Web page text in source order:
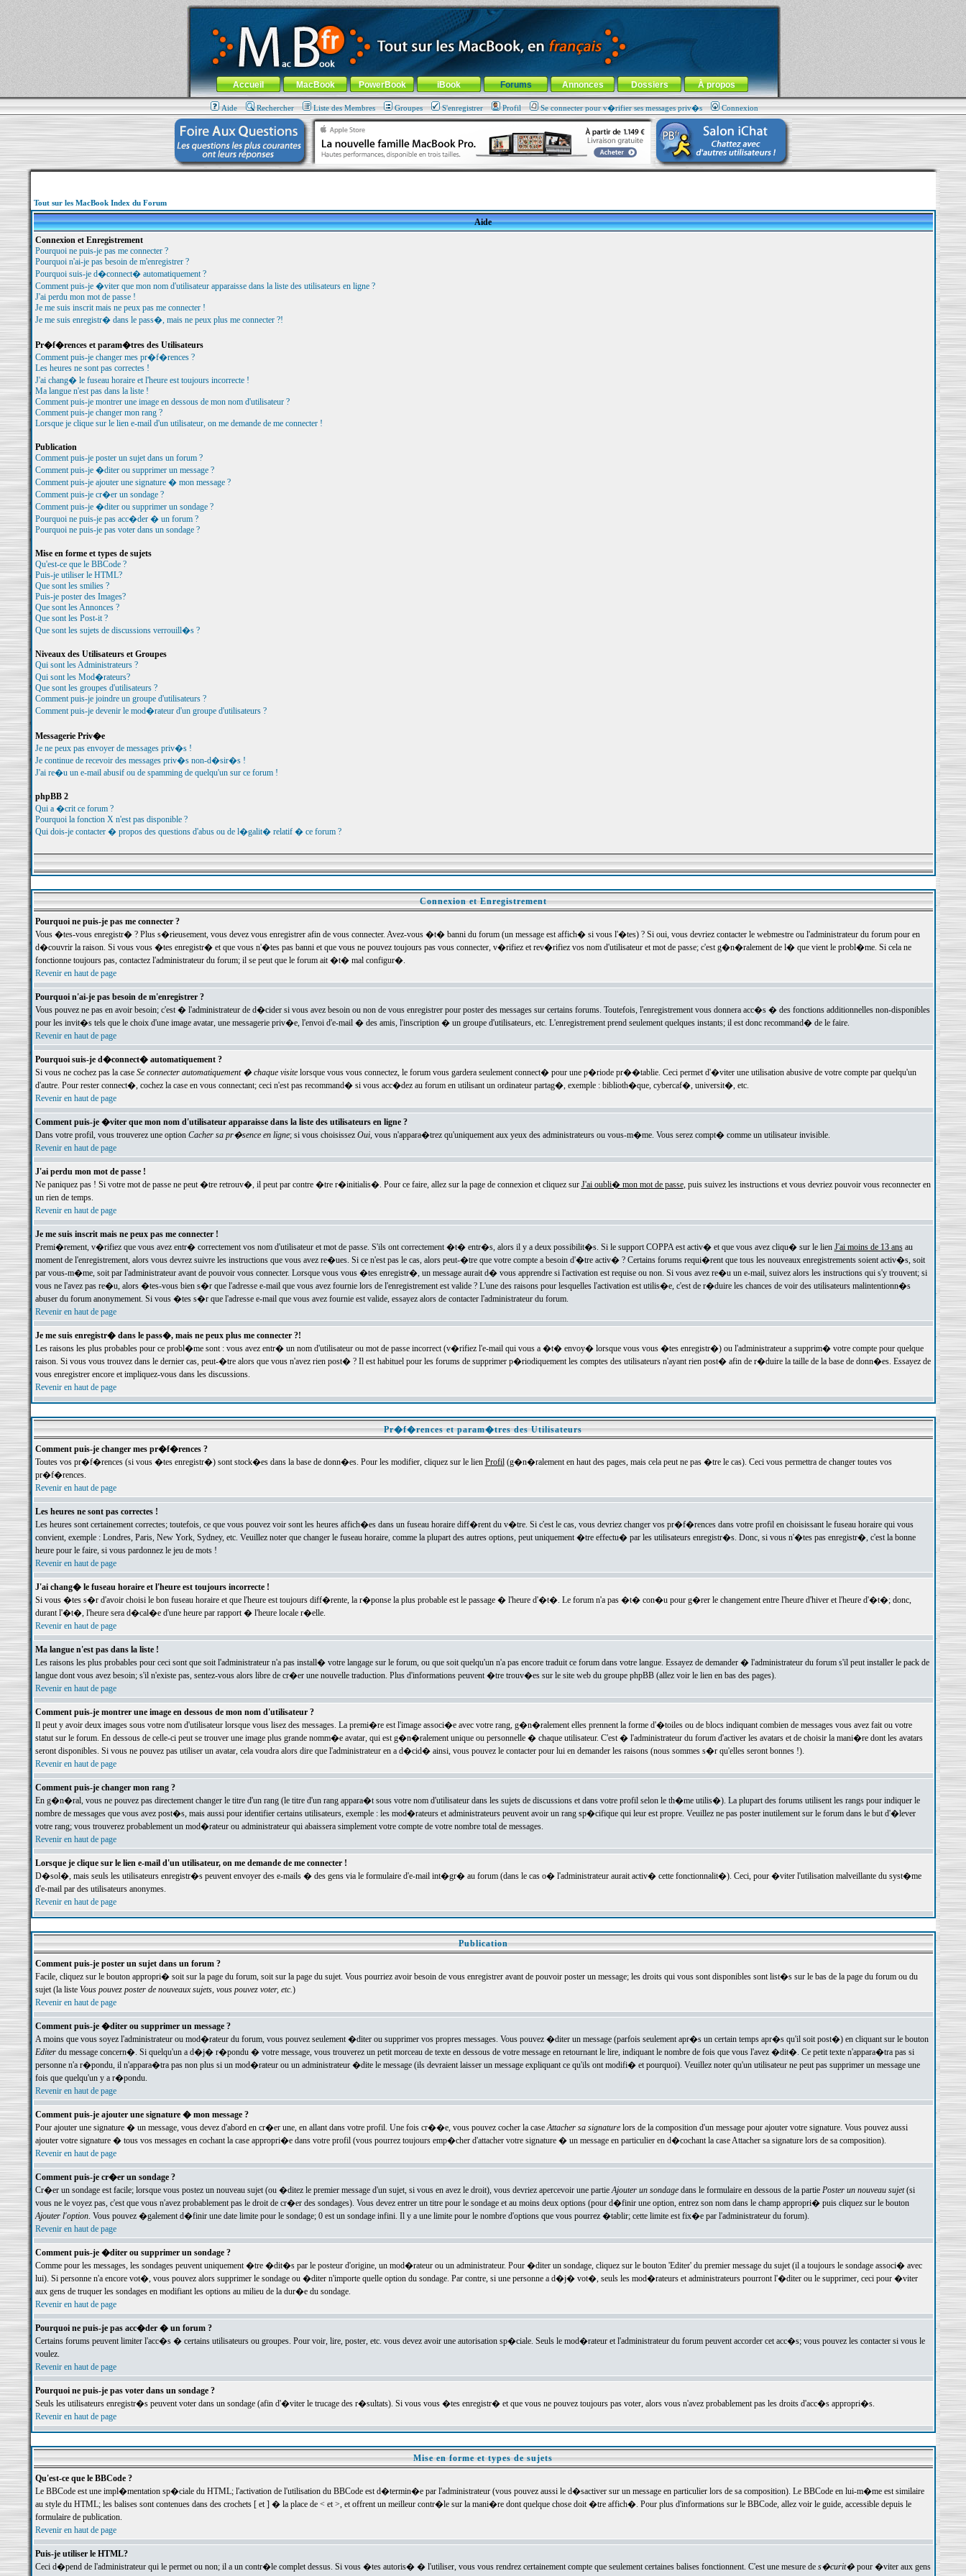
MacBook-fr.com : 100% Apple... 100% nomade !
Aller au contenu-Aller au menu général-Aller au menu de la rubrique
Menu général
Accueil MacBook PowerBook iBook Forums Annonces Dossiers À propos
Aide Rechercher Liste des Membres Groupes S'enregistrer Profil Se connecter pour v�rifier ses messages priv�s Connexion
Tout sur les MacBook Index du Forum
Aide
Connexion et Enregistrement
Pourquoi ne puis-je pas me connecter ?
Pourquoi n'ai-je pas besoin de m'enregistrer ?
Pourquoi suis-je d�connect� automatiquement ?
Comment puis-je �viter que mon nom d'utilisateur apparaisse dans la liste des utilisateurs en ligne ?
J'ai perdu mon mot de passe !
Je me suis inscrit mais ne peux pas me connecter !
Je me suis enregistr� dans le pass�, mais ne peux plus me connecter ?!
Pr�f�rences et param�tres des Utilisateurs
Comment puis-je changer mes pr�f�rences ?
Les heures ne sont pas correctes !
J'ai chang� le fuseau horaire et l'heure est toujours incorrecte !
Ma langue n'est pas dans la liste !
Comment puis-je montrer une image en dessous de mon nom d'utilisateur ?
Comment puis-je changer mon rang ?
Lorsque je clique sur le lien e-mail d'un utilisateur, on me demande de me connecter !
Publication
Comment puis-je poster un sujet dans un forum ?
Comment puis-je �diter ou supprimer un message ?
Comment puis-je ajouter une signature � mon message ?
Comment puis-je cr�er un sondage ?
Comment puis-je �diter ou supprimer un sondage ?
Pourquoi ne puis-je pas acc�der � un forum ?
Pourquoi ne puis-je pas voter dans un sondage ?
Mise en forme et types de sujets
Qu'est-ce que le BBCode ?
Puis-je utiliser le HTML?
Que sont les smilies ?
Puis-je poster des Images?
Que sont les Annonces ?
Que sont les Post-it ?
Que sont les sujets de discussions verrouill�s ?
Niveaux des Utilisateurs et Groupes
Qui sont les Administrateurs ?
Qui sont les Mod�rateurs?
Que sont les groupes d'utilisateurs ?
Comment puis-je joindre un groupe d'utilisateurs ?
Comment puis-je devenir le mod�rateur d'un groupe d'utilisateurs ?
Messagerie Priv�e
Je ne peux pas envoyer de messages priv�s !
Je continue de recevoir des messages priv�s non-d�sir�s !
J'ai re�u un e-mail abusif ou de spamming de quelqu'un sur ce forum !
phpBB 2
Qui a �crit ce forum ?
Pourquoi la fonction X n'est pas disponible ?
Qui dois-je contacter � propos des questions d'abus ou de l�galit� relatif � ce forum ?
Connexion et Enregistrement
Pourquoi ne puis-je pas me connecter ?
Vous �tes-vous enregistr� ? Plus s�rieusement, vous devez vous enregistrer afin de vous connecter. Avez-vous �t� banni du forum (un message est affich� si vous l'�tes) ? Si oui, vous devriez contacter le webmestre ou l'administrateur du forum pour en
d�couvrir la raison. Si vous vous �tes enregistr� et que vous n'�tes pas banni et que vous ne pouvez toujours pas vous connecter, v�rifiez et rev�rifiez vos nom d'utilisateur et mot de passe; c'est g�n�ralement de l� que vient le probl�me. Si cela ne
fonctionne toujours pas, contactez l'administrateur du forum; il se peut que le forum ait �t� mal configur�.
Revenir en haut de page
Pourquoi n'ai-je pas besoin de m'enregistrer ?
Vous pouvez ne pas en avoir besoin; c'est � l'administrateur de d�cider si vous avez besoin ou non de vous enregistrer pour poster des messages sur certains forums. Toutefois, l'enregistrement vous donnera acc�s � des fonctions additionnelles non-disponibles
pour les invit�s tels que le choix d'une image avatar, une messagerie priv�e, l'envoi d'e-mail � des amis, l'inscription � un groupe d'utilisateurs, etc. L'enregistrement prend seulement quelques instants; il est donc recommand� de le faire.
Revenir en haut de page
Pourquoi suis-je d�connect� automatiquement ?
Si vous ne cochez pas la case Se connecter automatiquement � chaque visitelorsque vous vous connectez, le forum vous gardera seulement connect� pour une p�riode pr��tablie. Ceci permet d'�viter une utilisation abusive de votre compte par quelqu'un
d'autre. Pour rester connect�, cochez la case en vous connectant; ceci n'est pas recommand� si vous acc�dez au forum en utilisant un ordinateur partag�, exemple : biblioth�que, cybercaf�, universit�, etc.
Revenir en haut de page
Comment puis-je �viter que mon nom d'utilisateur apparaisse dans la liste des utilisateurs en ligne ?
Dans votre profil, vous trouverez une option Cacher sa pr�sence en ligne; si vous choisissez Oui, vous n'appara�trez qu'uniquement aux yeux des administrateurs ou vous-m�me. Vous serez compt� comme un utilisateur invisible.
Revenir en haut de page
J'ai perdu mon mot de passe !
Ne paniquez pas ! Si votre mot de passe ne peut �tre retrouv�, il peut par contre �tre r�initialis�. Pour ce faire, allez sur la page de connexion et cliquez sur J'ai oubli� mon mot de passe, puis suivez les instructions et vous devriez pouvoir vous reconnecter en
un rien de temps.
Revenir en haut de page
Je me suis inscrit mais ne peux pas me connecter !
Premi�rement, v�rifiez que vous avez entr� correctement vos nom d'utilisateur et mot de passe. S'ils ont correctement �t� entr�s, alors il y a deux possibilit�s. Si le support COPPA est activ� et que vous avez cliqu� sur le lien J'ai moins de 13 ansau
moment de l'enregistrement, alors vous devrez suivre les instructions que vous avez re�ues. Si ce n'est pas le cas, alors peut-�tre que votre compte a besoin d'�tre activ� ? Certains forums requi�rent que tous les nouveaux enregistrements soient activ�s, soit
par vous-m�me, soit par l'administrateur avant de pouvoir vous connecter. Lorsque vous vous �tes enregistr�, un message aurait d� vous apprendre si l'activation est requise ou non. Si vous avez re�u un e-mail, suivez alors les instructions qui s'y trouvent; si
vous ne l'avez pas re�u, alors �tes-vous bien s�r que l'adresse e-mail que vous avez fournie lors de l'enregistrement est valide ? L'une des raisons pour lesquelles l'activation est utilis�e, c'est de r�duire les chances de voir des utilisateurs malintentionn�s
abuser du forum anonymement. Si vous �tes s�r que l'adresse e-mail que vous avez fournie est valide, essayez alors de contacter l'administrateur du forum.
Revenir en haut de page
Je me suis enregistr� dans le pass�, mais ne peux plus me connecter ?!
Les raisons les plus probables pour ce probl�me sont : vous avez entr� un nom d'utilisateur ou mot de passe incorrect (v�rifiez l'e-mail qui vous a �t� envoy� lorsque vous vous �tes enregistr�) ou l'administrateur a supprim� votre compte pour quelque
raison. Si vous vous trouvez dans le dernier cas, peut-�tre alors que vous n'avez rien post� ? Il est habituel pour les forums de supprimer p�riodiquement les comptes des utilisateurs n'ayant rien post� afin de r�duire la taille de la base de donn�es. Essayez de
vous enregistrer encore et impliquez-vous dans les discussions.
Revenir en haut de page
Pr�f�rences et param�tres des Utilisateurs
Comment puis-je changer mes pr�f�rences ?
Toutes vos pr�f�rences (si vous �tes enregistr�) sont stock�es dans la base de donn�es. Pour les modifier, cliquez sur le lien Profil(g�n�ralement en haut des pages, mais cela peut ne pas �tre le cas). Ceci vous permettra de changer toutes vos
pr�f�rences.
Revenir en haut de page
Les heures ne sont pas correctes !
Les heures sont certainement correctes; toutefois, ce que vous pouvez voir sont les heures affich�es dans un fuseau horaire diff�rent du v�tre. Si c'est le cas, vous devriez changer vos pr�f�rences dans votre profil en choisissant le fuseau horaire qui vous
convient, exemple : Londres, Paris, New York, Sydney, etc. Veuillez noter que changer le fuseau horaire, comme la plupart des autres options, peut uniquement �tre effectu� par les utilisateurs enregistr�s. Donc, si vous n'�tes pas enregistr�, c'est la bonne
heure pour le faire, si vous pardonnez le jeu de mots !
Revenir en haut de page
J'ai chang� le fuseau horaire et l'heure est toujours incorrecte !
Si vous �tes s�r d'avoir choisi le bon fuseau horaire et que l'heure est toujours diff�rente, la r�ponse la plus probable est le passage � l'heure d'�t�. Le forum n'a pas �t� con�u pour g�rer le changement entre l'heure d'hiver et l'heure d'�t�; donc,
durant l'�t�, l'heure sera d�cal�e d'une heure par rapport � l'heure locale r�elle.
Revenir en haut de page
Ma langue n'est pas dans la liste !
Les raisons les plus probables pour ceci sont que soit l'administrateur n'a pas install� votre langage sur le forum, ou que soit quelqu'un n'a pas encore traduit ce forum dans votre langue. Essayez de demander � l'administrateur du forum s'il peut installer le pack de
langue dont vous avez besoin; s'il n'existe pas, sentez-vous alors libre de cr�er une nouvelle traduction. Plus d'informations peuvent �tre trouv�es sur le site web du groupe phpBB (allez voir le lien en bas des pages).
Revenir en haut de page
Comment puis-je montrer une image en dessous de mon nom d'utilisateur ?
Il peut y avoir deux images sous votre nom d'utilisateur lorsque vous lisez des messages. La premi�re est l'image associ�e avec votre rang, g�n�ralement elles prennent la forme d'�toiles ou de blocs indiquant combien de messages vous avez fait ou votre
statut sur le forum. En dessous de celle-ci peut se trouver une image plus grande nomm�e avatar, qui est g�n�ralement unique ou personnelle � chaque utilisateur. C'est � l'administrateur du forum d'activer les avatars et de choisir la mani�re dont les avatars
seront disponibles. Si vous ne pouvez pas utiliser un avatar, cela voudra alors dire que l'administrateur en a d�cid� ainsi, vous pouvez le contacter pour lui en demander les raisons (nous sommes s�r qu'elles seront bonnes !).
Revenir en haut de page
Comment puis-je changer mon rang ?
En g�n�ral, vous ne pouvez pas directement changer le titre d'un rang (le titre d'un rang appara�t sous votre nom d'utilisateur dans les sujets de discussions et dans votre profil selon le th�me utilis�). La plupart des forums utilisent les rangs pour indiquer le
nombre de messages que vous avez post�s, mais aussi pour identifier certains utilisateurs, exemple : les mod�rateurs et administrateurs peuvent avoir un rang sp�cifique qui leur est propre. Veuillez ne pas poster inutilement sur le forum dans le but d'�lever
votre rang; vous trouverez probablement un mod�rateur ou administrateur qui abaissera simplement votre compte de votre nombre total de messages.
Revenir en haut de page
Lorsque je clique sur le lien e-mail d'un utilisateur, on me demande de me connecter !
D�sol�, mais seuls les utilisateurs enregistr�s peuvent envoyer des e-mails � des gens via le formulaire d'e-mail int�gr� au forum (dans le cas o� l'administrateur aurait activ� cette fonctionnalit�). Ceci, pour �viter l'utilisation malveillante du syst�me
d'e-mail par des utilisateurs anonymes.
Revenir en haut de page
Publication
Comment puis-je poster un sujet dans un forum ?
Facile, cliquez sur le bouton appropri� soit sur la page du forum, soit sur la page du sujet. Vous pourriez avoir besoin de vous enregistrer avant de pouvoir poster un message; les droits qui vous sont disponibles sont list�s sur le bas de la page du forum ou du
sujet (la liste Vous pouvez poster de nouveaux sujets, vous pouvez voter, etc.)
Revenir en haut de page
Comment puis-je �diter ou supprimer un message ?
A moins que vous soyez l'administrateur ou mod�rateur du forum, vous pouvez seulement �diter ou supprimer vos propres messages. Vous pouvez �diter un message (parfois seulement apr�s un certain temps apr�s qu'il soit post�) en cliquant sur le bouton
Editerdu message concern�. Si quelqu'un a d�j� r�pondu � votre message, vous trouverez un petit morceau de texte en dessous de votre message en retournant le lire, indiquant le nombre de fois que vous l'avez �dit�. Ce petit texte n'appara�tra pas si
personne n'a r�pondu, il n'appara�tra pas non plus si un mod�rateur ou un administrateur �dite le message (ils devraient laisser un message expliquant ce qu'ils ont modifi� et pourquoi). Veuillez noter qu'un utilisateur ne peut pas supprimer un message une
fois que quelqu'un y a r�pondu.
Revenir en haut de page
Comment puis-je ajouter une signature � mon message ?
Pour ajouter une signature � un message, vous devez d'abord en cr�er une, en allant dans votre profil. Une fois cr��e, vous pouvez cocher la caseAttacher sa signaturelors de la composition d'un message pour ajouter votre signature. Vous pouvez aussi
ajouter votre signature � tous vos messages en cochant la case appropri�e dans votre profil (vous pourrez toujours emp�cher d'attacher votre signature � un message en particulier en d�cochant la case Attacher sa signature lors de sa composition).
Revenir en haut de page
Comment puis-je cr�er un sondage ?
Cr�er un sondage est facile; lorsque vous postez un nouveau sujet (ou �ditez le premier message d'un sujet, si vous en avez le droit), vous devriez apercevoir une partieAjouter un sondagedans le formulaire en dessous de la partie Poster un nouveau sujet(si
vous ne le voyez pas, c'est que vous n'avez probablement pas le droit de cr�er des sondages). Vous devez entrer un titre pour le sondage et au moins deux options (pour d�finir une option, entrez son nom dans le champ appropri� puis cliquez sur le bouton
Ajouter l'option. Vous pouvez �galement d�finir une date limite pour le sondage; 0 est un sondage infini. Il y a une limite pour le nombre d'options que vous pourrez �tablir; cette limite est fix�e par l'administrateur du forum).
Revenir en haut de page
Comment puis-je �diter ou supprimer un sondage ?
Comme pour les messages, les sondages peuvent uniquement �tre �dit�s par le posteur d'origine, un mod�rateur ou un administrateur. Pour �diter un sondage, cliquez sur le bouton 'Editer' du premier message du sujet (il a toujours le sondage associ� avec
lui). Si personne n'a encore vot�, vous pouvez alors supprimer le sondage ou �diter n'importe quelle option du sondage. Par contre, si une personne a d�j� vot�, seuls les mod�rateurs et administrateurs pourront l'�diter ou le supprimer, ceci pour �viter
aux gens de truquer les sondages en modifiant les options au milieu de la dur�e du sondage.
Revenir en haut de page
Pourquoi ne puis-je pas acc�der � un forum ?
Certains forums peuvent limiter l'acc�s � certains utilisateurs ou groupes. Pour voir, lire, poster, etc. vous devez avoir une autorisation sp�ciale. Seuls le mod�rateur et l'administrateur du forum peuvent accorder cet acc�s; vous pouvez les contacter si vous le
voulez.
Revenir en haut de page
Pourquoi ne puis-je pas voter dans un sondage ?
Seuls les utilisateurs enregistr�s peuvent voter dans un sondage (afin d'�viter le trucage des r�sultats). Si vous vous �tes enregistr� et que vous ne pouvez toujours pas voter, alors vous n'avez probablement pas les droits d'acc�s appropri�s.
Revenir en haut de page
Mise en forme et types de sujets
Qu'est-ce que le BBCode ?
Le BBCode est une impl�mentation sp�ciale du HTML; l'activation de l'utilisation du BBCode est d�termin�e par l'administrateur (vous pouvez aussi le d�sactiver sur un message en particulier lors de sa composition). Le BBCode en lui-m�me est similaire
au style du HTML; les balises sont contenues dans des crochets [ et ] � la place de < et >, et offrent un meilleur contr�le sur la mani�re dont quelque chose doit �tre affich�. Pour plus d'informations sur le BBCode, allez voir le guide, accessible depuis le
formulaire de publication.
Revenir en haut de page
Puis-je utiliser le HTML?
Ceci d�pend de l'administrateur qui le permet ou non; il a un contr�le complet dessus. Si vous �tes autoris� � l'utiliser, vous vous rendrez certainement compte que seulement certaines balises fonctionnent. C'est une mesure de s�curit�pour �viter aux gens